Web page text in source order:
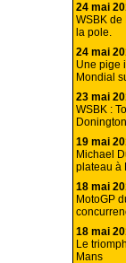
24 mai
WSBK de
la pole.
24 mai
Une pige
Mondial
23 mai
WSBK :
19 mai
Michael
plateau à
18 mai
MotoGP
18 mai
Le
Mans